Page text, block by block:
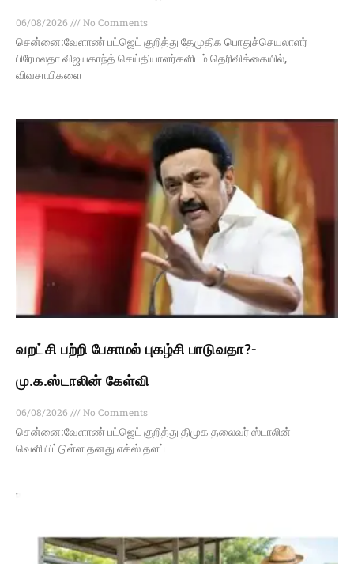
06/08/2026
No Comments
சென்னை:வேளாண் பட்ஜெட் குறித்து தேமுதிக பொதுச்செயலாளர்
பிரேமலதா விஜயகாந்த் செய்தியாளர்களிடம் தெரிவிக்கையில்,
விவசாயிகளை
வறட்சி பற்றி பேசாமல் புகழ்சி பாடுவதா?-
மு.க.ஸ்டாலின் கேள்வி
06/08/2026
No Comments
சென்னை:வேளாண் பட்ஜெட் குறித்து திமுக தலைவர் ஸ்டாலின்
வெளியிட்டுள்ள தனது எக்ஸ் தளப்